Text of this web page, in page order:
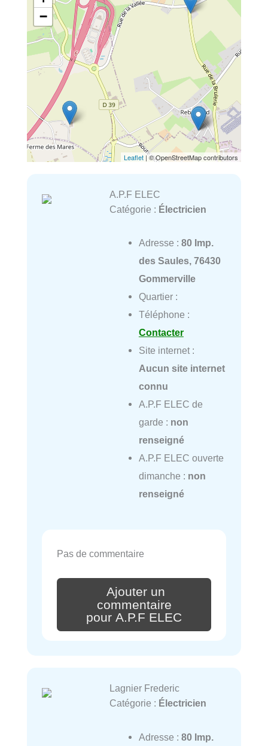
−
Leaflet | © OpenStreetMap contributors
A.P.F ELEC
Catégorie : Électricien
Adresse : 80 Imp.
des Saules, 76430
Gommerville
Quartier :
Téléphone :
Contacter
Site internet :
Aucun site internet
connu
A.P.F ELEC de
garde : non
renseigné
A.P.F ELEC ouverte
dimanche : non
renseigné
Pas de commentaire
Ajouter un
commentaire
pour A.P.F ELEC
Lagnier Frederic
Catégorie : Électricien
Adresse : 80 Imp.